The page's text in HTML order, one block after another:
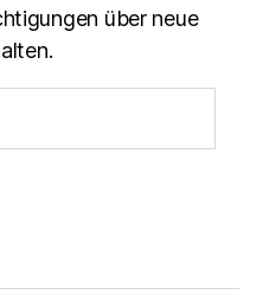
über neue